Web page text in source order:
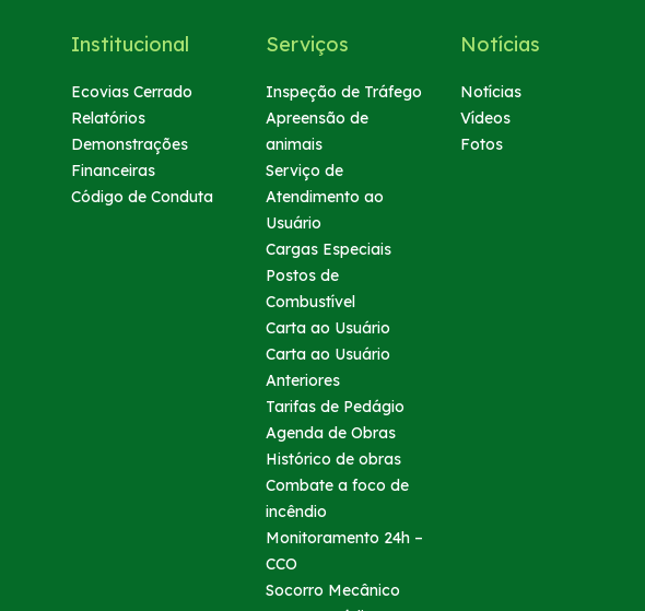
Atendimento
Ressarcimento
Dúvidas
Institucional
Ecovias Cerrado
Relatórios
Demonstrações
Financeiras
Código de Conduta
Serviços
Inspeção de Tráfego
Apreensão de
animais
Serviço de
Atendimento ao
Usuário
Cargas Especiais
Postos de
Combustível
Carta ao Usuário
Carta ao Usuário
Anteriores
Tarifas de Pedágio
Agenda de Obras
Histórico de obras
Combate a foco de
incêndio
Monitoramento 24h –
CCO
Socorro Mecânico
Notícias
Notícias
Vídeos
Fotos